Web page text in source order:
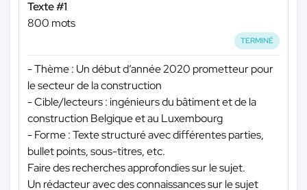
Texte #1
800 mots
TERMINÉ
- Thème : Un début d’année 2020 prometteur pour
le secteur de la construction
- Cible/lecteurs : ingénieurs du bâtiment et de la
construction Belgique et au Luxembourg
- Forme : Texte structuré avec différentes parties,
bullet points, sous-titres, etc.
Faire des recherches approfondies sur le sujet.
Un rédacteur avec des connaissances sur le sujet